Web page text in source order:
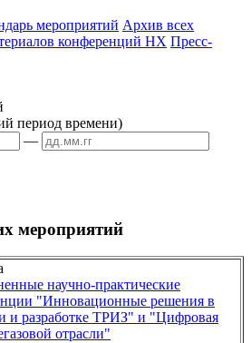
мероприятий Архив всех
конференций НХ Пресс-
период времени)
—
мероприятий
научно-практические
"Инновационные решения в
и разработке ТРИЗ" и "Цифровая
отрасли"